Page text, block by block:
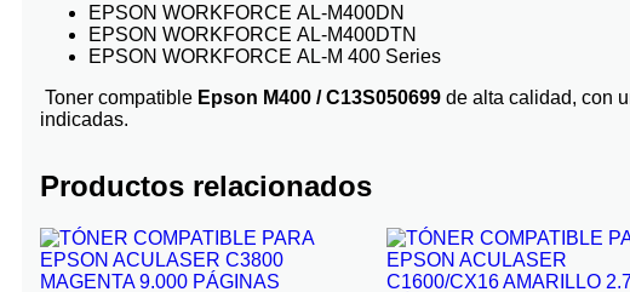
EPSON WORKFORCE AL-M400DN
EPSON WORKFORCE AL-M400DTN
EPSON WORKFORCE AL-M 400 Series
Toner compatible Epson M400 / C13S050699 de alta calidad, con
indicadas.
Productos relacionados